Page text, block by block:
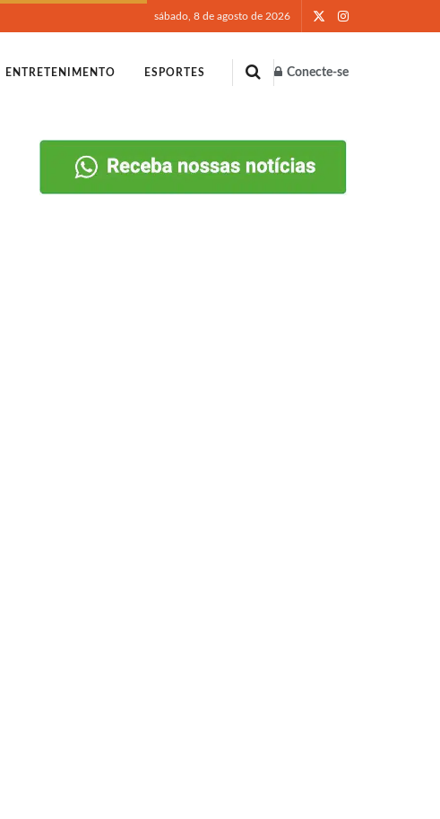
sábado, 8 de agosto de 2026
ENTRETENIMENTO ESPORTES Conecte-se